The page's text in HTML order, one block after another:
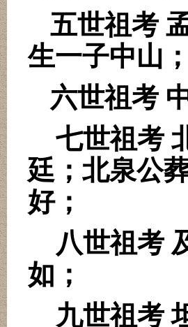
五世祖考
生一子中山；
六世祖考
七世祖考
廷；北泉公
好；
八世祖考
如；
九世祖考